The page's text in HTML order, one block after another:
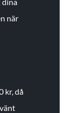
när
kr, då